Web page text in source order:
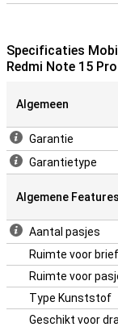
Specificaties
Redmi Note 15
Algemeen
Garantie
Garantietype
Algemene Features
Aantal pasjes
Ruimte voor
Ruimte voor
Type Kunststof
Geschikt voor